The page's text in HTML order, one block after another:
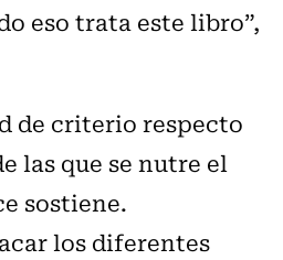
eso trata este libro”,
de criterio respecto
las que se nutre el
sostiene.
los diferentes